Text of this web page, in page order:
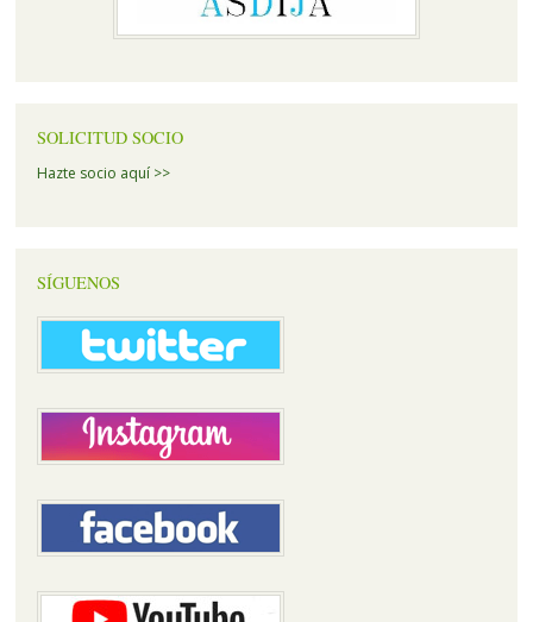
SOLICITUD SOCIO
Hazte socio aquí >>
SÍGUENOS